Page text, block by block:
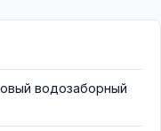
водозаборный